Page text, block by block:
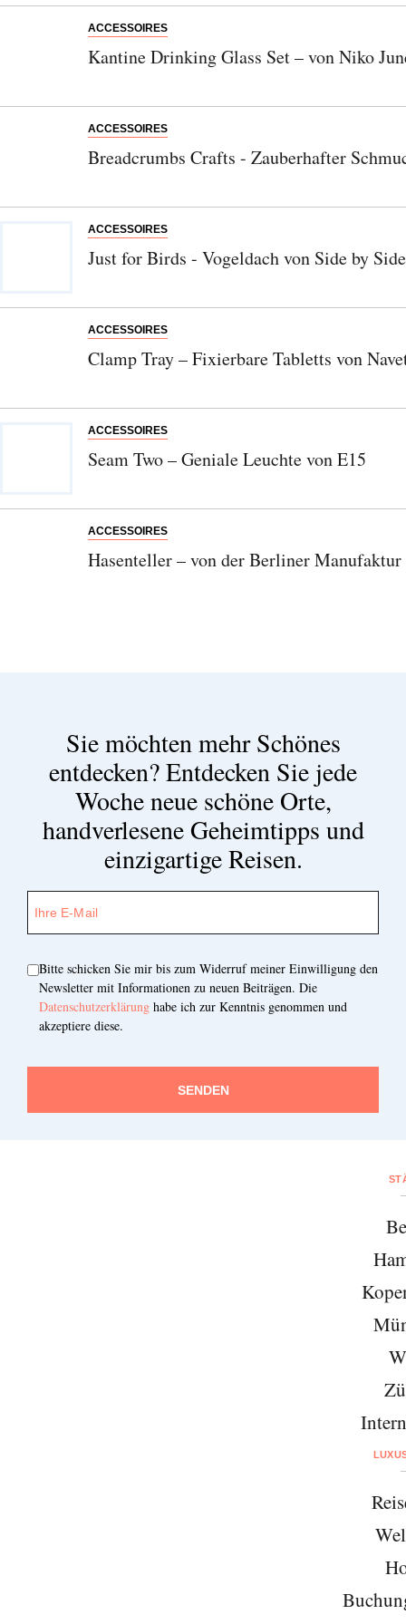
ACCESSOIRES
Kantine Drinking Glass Set – von Niko
ACCESSOIRES
Breadcrumbs Crafts - Zauberhafter
ACCESSOIRES
Just for Birds - Vogeldach von Side by Side
ACCESSOIRES
Clamp Tray – Fixierbare Tabletts von
ACCESSOIRES
Seam Two – Geniale Leuchte von E15
ACCESSOIRES
Hasenteller – von der Berliner Manufaktur
Sie möchten mehr Schönes
entdecken?Entdecken Sie jede
Woche neue schöne Orte,
handverlesene Geheimtipps und
einzigartige Reisen.
Bitte schicken Sie mir bis zum Widerruf meiner Einwilligung den
Newsletter mit Informationen zu neuen Beiträgen. Die
Datenschutzerklärung habe ich zur Kenntnis genommen und
akzeptiere diese.
SENDEN
Abonnieren Sie unseren Newsletter
Entdecken Sie jede Woche neue schöne
Orte, handverlesene Geheimtipps und
neuen Beiträgen. Die
zur Kenntnis genommen und akzeptiere diese.